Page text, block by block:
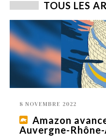
TOUS LES
8 NOVEMBRE 2022
Amazon
Auvergne-